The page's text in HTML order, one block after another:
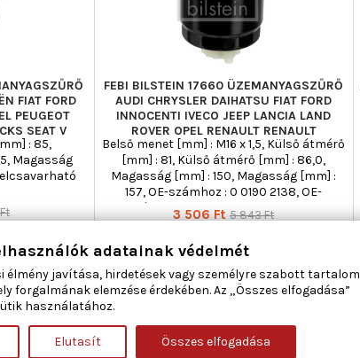
FIAT FORD
PEUGEOT
SEAT V
: 85,
Magasság
FEBI BILSTEIN 17660 ÜZEMANYAGSZŰRŐ
AUDI CHRYSLER DAIHATSU FIAT FORD
INNOCENTI IVECO JEEP LANCIA LAND
ROVER OPEL RENAULT RENAULT
Belső menet [mm] : M16 x 1,5, Külső átmérő
[mm] : 81, Külső átmérő [mm] : 86,0,
Magasság [mm] : 150, Magasság [mm] :
157, OE-számhoz : 0 0190 2138, OE-
számhoz : 08 13 041, Szűrő kivitel :
Felcsavarható szűrő, Szűrő kivitel :
Vízleválasztóval, Tömeg [kg] : 0,436,
Tömeg [kg] : 0,455, Tömítőgyűrű-átmérő
[mm] : 69
Ár
3 506 FtNormál
5 843 Ft
Kosárba Bővebben
Raktáron
-32%
Új
Akciós!
adatainak védelmét
élmény javítása, hirdetések vagy személyre szabott tartalom
forgalmának elemzése érdekében. Az „Összes elfogadása”
használatához.
Elutasít Összes elfogadása